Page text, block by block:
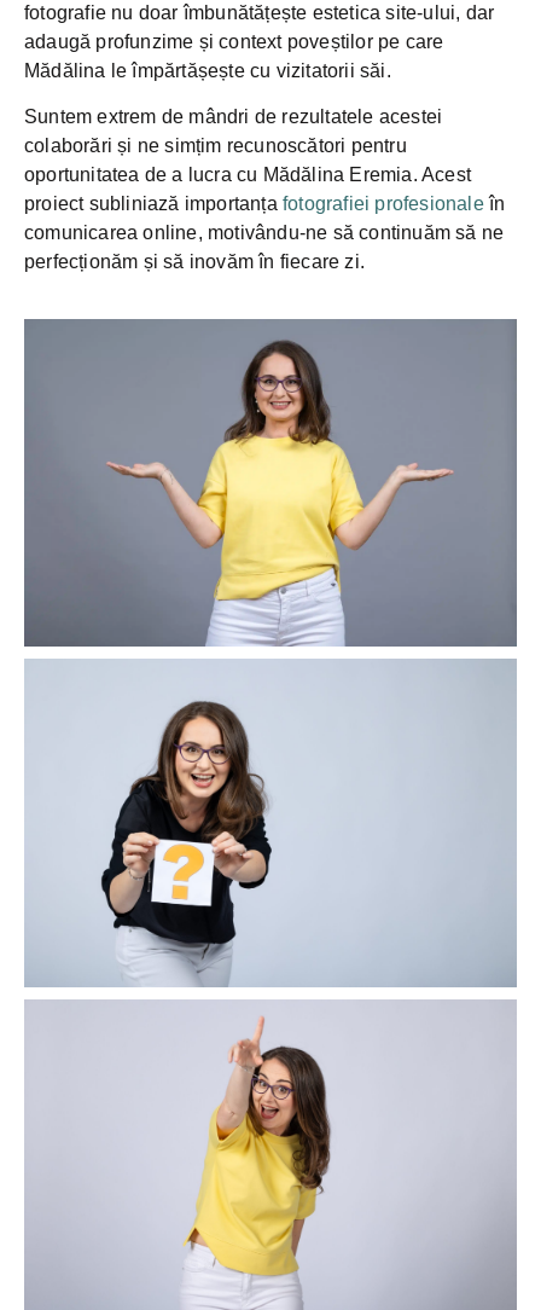
fotografie nu doar îmbunătățește estetica site-ului, dar
adaugă profunzime și context poveștilor pe care
Mădălina le împărtășește cu vizitatorii săi.
Suntem extrem de mândri de rezultatele acestei
colaborări și ne simțim recunoscători pentru
oportunitatea de a lucra cu Mădălina Eremia. Acest
proiect subliniază importanța fotografiei profesionaleîn
comunicarea online, motivându-ne să continuăm să ne
perfecționăm și să inovăm în fiecare zi.